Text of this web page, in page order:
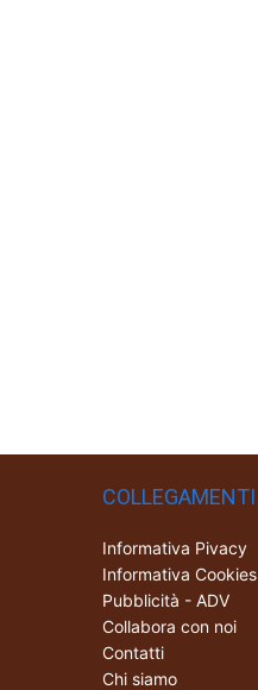
COLLEGAMENTI
Informativa Pivacy
Informativa Cookies
Pubblicità - ADV
Collabora con noi
Contatti
Chi siamo